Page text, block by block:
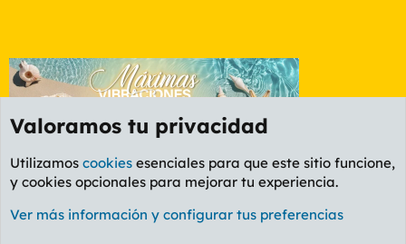
Valencia
Cookies
PL OLDSTYLE AMARILLO
Valoramos tu privacidad
Utilizamos cookies esenciales para que este sitio funcione,
y cookies opcionales para mejorar tu experiencia.
Ver más información y configurar tus preferencias